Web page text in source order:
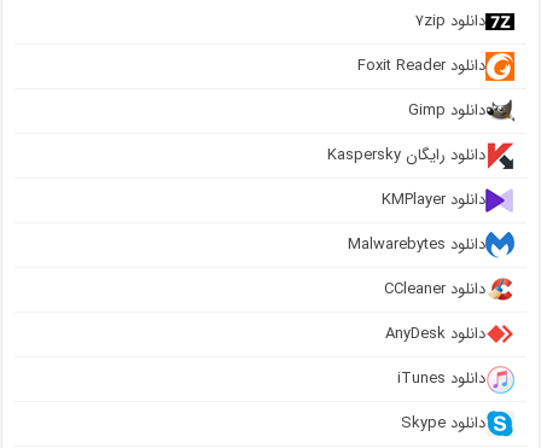
دانلود ۷zip
دانلود Foxit Reader
دانلود Gimp
دانلود رایگان Kaspersky
دانلود KMPlayer
دانلود Malwarebytes
دانلود CCleaner
دانلود AnyDesk
دانلود iTunes
دانلود Skype